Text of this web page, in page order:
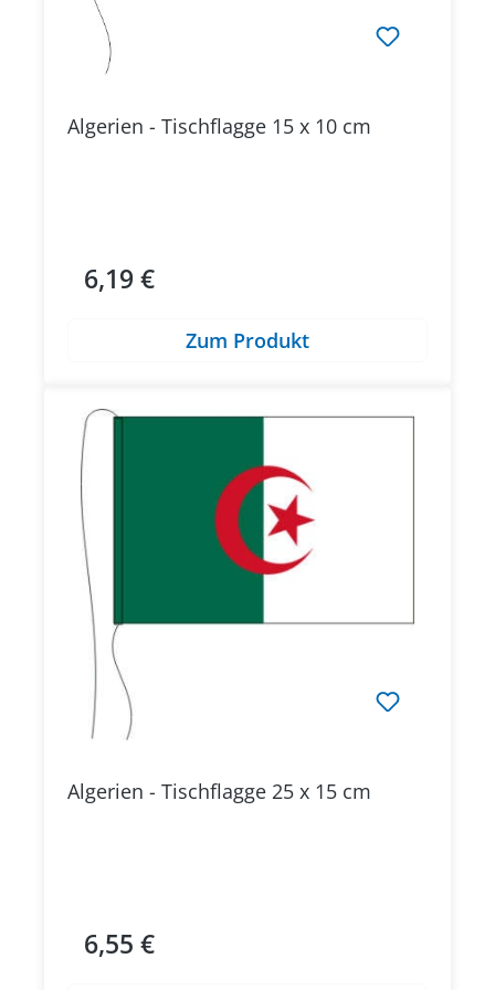
Algerien - Tischflagge 15 x 10 cm
Regulärer Preis:
6,19 €
Zum Produkt
Algerien - Tischflagge 25 x 15 cm
Regulärer Preis:
6,55 €